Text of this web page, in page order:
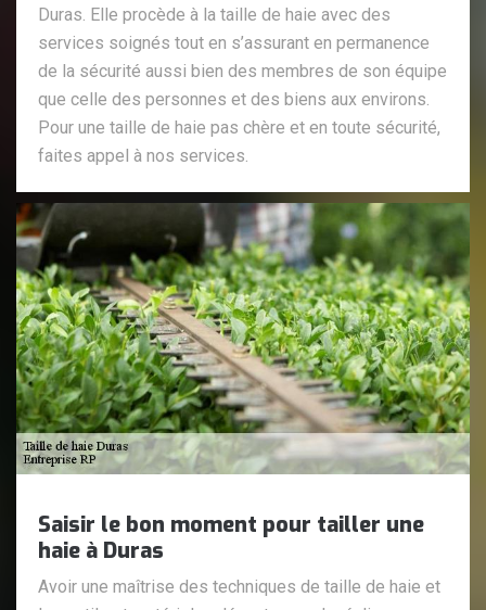
Duras. Elle procède à la taille de haie avec des
services soignés tout en s’assurant en permanence
de la sécurité aussi bien des membres de son équipe
que celle des personnes et des biens aux environs.
Pour une taille de haie pas chère et en toute sécurité,
faites appel à nos services.
Saisir le bon moment pour tailler une
haie à Duras
Avoir une maîtrise des techniques de taille de haie et